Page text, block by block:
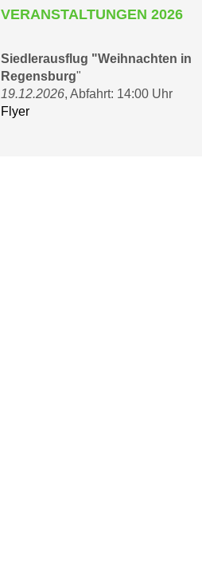
VERANSTALTUNGEN 2026
Siedlerausflug "Weihnachten in
Regensburg"
19.12.2026, Abfahrt: 14:00 Uhr
Flyer